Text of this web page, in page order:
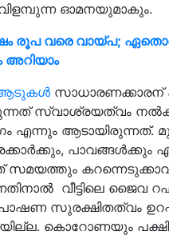
ഓമനയുമാകും.
രൂപ വരെ വായ്പ;
സാധാരണക്കാരന്
സ്വാശ്രയത്വം
എന്നും ആടായിരുന്നത്.
പാവങ്ങള്‍ക്കും
സമയത്തും
വീട്ടിലെ ജൈവ
സുരക്ഷിതത്വം
കൊറോണയും